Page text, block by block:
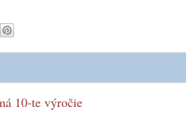
10-te výročie